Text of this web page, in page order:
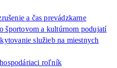
a čas prevádzkarne
športovom a kultúrnom podujatí
služieb na miestnych
hospodáriaci roľník